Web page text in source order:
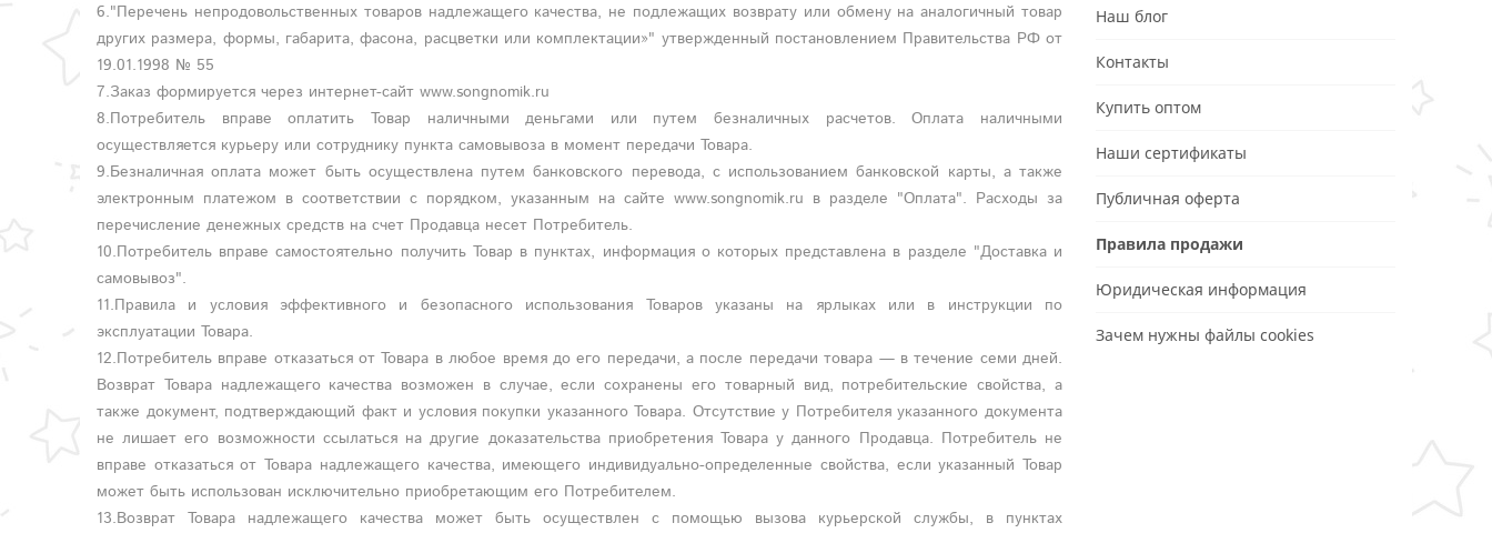
6."Перечень непродовольственных товаров надлежащего качества, не подлежащих возврату или обмену на аналогичный товар
других размера, формы, габарита, фасона, расцветки или комплектации»" утвержденный постановлением Правительства РФ от
19.01.1998 № 55
7.Заказ формируется через интернет-сайт www.songnomik.ru
8.Потребитель вправе оплатить Товар наличными деньгами или путем безналичных расчетов. Оплата наличными
осуществляется курьеру или сотруднику пункта самовывоза в момент передачи Товара.
9.Безналичная оплата может быть осуществлена путем банковского перевода, с использованием банковской карты, а также
электронным платежом в соответствии с порядком, указанным на сайте www.songnomik.ru в разделе "Оплата". Расходы за
перечисление денежных средств на счет Продавца несет Потребитель.
10.Потребитель вправе самостоятельно получить Товар в пунктах, информация о которых представлена в разделе "Доставка и
самовывоз".
11.Правила и условия эффективного и безопасного использования Товаров указаны на ярлыках или в инструкции по
эксплуатации Товара.
12.Потребитель вправе отказаться от Товара в любое время до его передачи, а после передачи товара — в течение семи дней.
Возврат Товара надлежащего качества возможен в случае, если сохранены его товарный вид, потребительские свойства, а
также документ, подтверждающий факт и условия покупки указанного Товара. Отсутствие у Потребителя указанного документа
не лишает его возможности ссылаться на другие доказательства приобретения Товара у данного Продавца. Потребитель не
вправе отказаться от Товара надлежащего качества, имеющего индивидуально-определенные свойства, если указанный Товар
может быть использован исключительно приобретающим его Потребителем.
13.Возврат Товара надлежащего качества может быть осуществлен с помощью вызова курьерской службы, в пунктах
Наш блог
Контакты
Купить оптом
Наши сертификаты
Публичная оферта
Правила продажи
Юридическая информация
Зачем нужны файлы cookies